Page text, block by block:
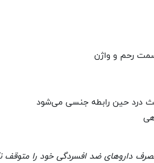
رحم و واژن
درد حین رابطه جنسی می‌شود
داروهای ضد افسردگی خود را متوقف